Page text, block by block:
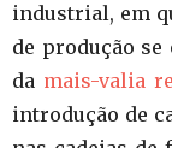
industrial, em
de produção
da mais-valia
introdução de